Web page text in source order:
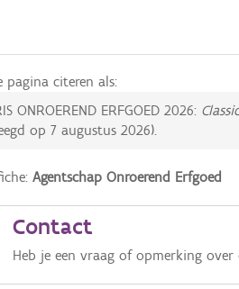
pagina citeren als:
ONROEREND ERFGOED 2026:
op7 augustus 2026).
Agentschap Onroerend Erfgoed
Contact
Heb je een vraag of opmerking over